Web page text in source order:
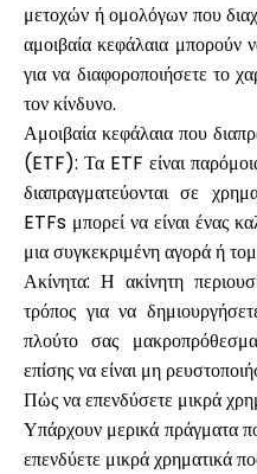
Ο
μετοχών ή ομολόγων που
αμοιβαία κεφάλαια μπορούν
για να διαφοροποιήσετε το
τον κίνδυνο.
Αμοιβαία κεφάλαια που
(ETF): Τα ETF είναι
διαπραγματεύονται σε
ETFs μπορεί να είναι ένας
μια συγκεκριμένη αγορά ή
Ακίνητα: Η ακίνητη
τρόπος για να
πλούτο σας
επίσης να είναι μη
Πώς να επενδύσετε μικρά
Υπάρχουν μερικά πράγματα
επενδύετε μικρά χρηματικά